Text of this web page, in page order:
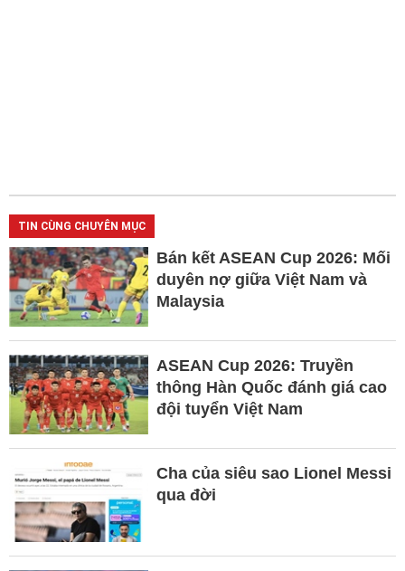
TIN CÙNG CHUYÊN MỤC
Bán kết ASEAN Cup 2026: Mối
duyên nợ giữa Việt Nam và
Malaysia
ASEAN Cup 2026: Truyền
thông Hàn Quốc đánh giá cao
đội tuyển Việt Nam
Cha của siêu sao Lionel Messi
qua đời